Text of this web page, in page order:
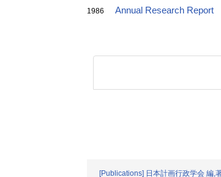
1986 Annual Research Report
[Publications] 日本計画行政学会 編,